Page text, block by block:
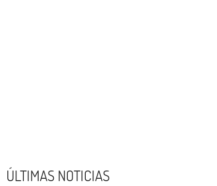
ÚLTIMAS NOTICIAS